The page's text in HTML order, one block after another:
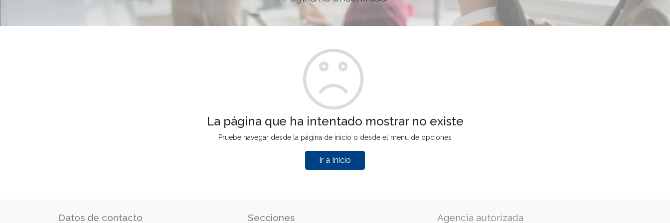
La página que ha intentado mostrar no existe
Pruebe navegar desde la página de inicio o desde el menú de opciones
Ir a Inicio
Datos de contacto Secciones Agencia autorizada